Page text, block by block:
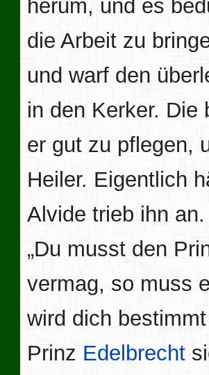
herum, und es
die Arbeit zu
und warf den
in den Kerker. Die
er gut zu pflegen,
Heiler. Eigentlich
Alvide trieb ihn an.
„Du musst den
vermag, so muss
wird dich
Prinz Edelbrecht